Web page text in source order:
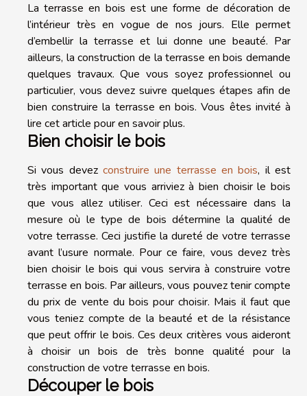
La terrasse en bois est une forme de décoration de
l’intérieur très en vogue de nos jours. Elle permet
d’embellir la terrasse et lui donne une beauté. Par
ailleurs, la construction de la terrasse en bois demande
quelques travaux. Que vous soyez professionnel ou
particulier, vous devez suivre quelques étapes afin de
bien construire la terrasse en bois. Vous êtes invité à
lire cet article pour en savoir plus.
Bien choisir le bois
Si vous devez construire une terrasse en bois, il est
très important que vous arriviez à bien choisir le bois
que vous allez utiliser. Ceci est nécessaire dans la
mesure où le type de bois détermine la qualité de
votre terrasse. Ceci justifie la dureté de votre terrasse
avant l’usure normale. Pour ce faire, vous devez très
bien choisir le bois qui vous servira à construire votre
terrasse en bois. Par ailleurs, vous pouvez tenir compte
du prix de vente du bois pour choisir. Mais il faut que
vous teniez compte de la beauté et de la résistance
que peut offrir le bois. Ces deux critères vous aideront
à choisir un bois de très bonne qualité pour la
construction de votre terrasse en bois.
Découper le bois